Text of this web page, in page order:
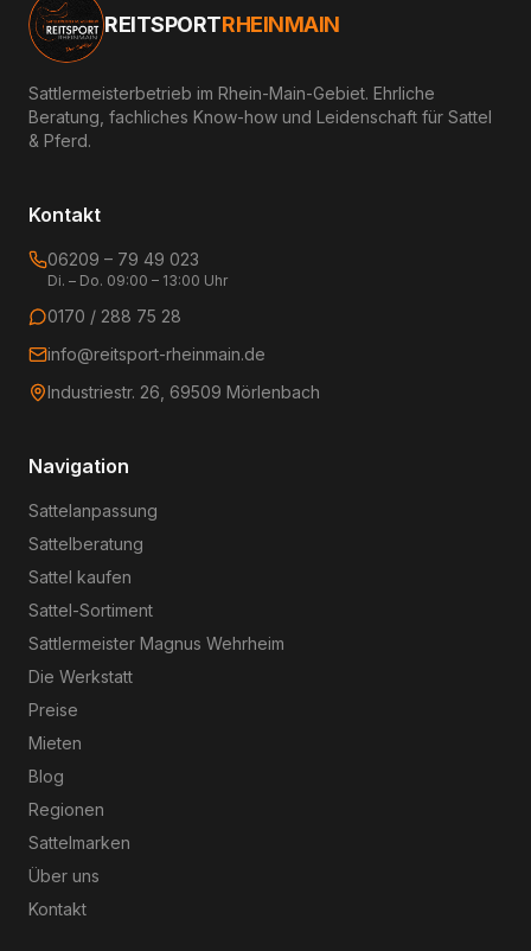
REITSPORTRHEINMAIN
Sattlermeisterbetrieb im Rhein-Main-Gebiet. Ehrliche
Beratung, fachliches Know-how und Leidenschaft für Sattel
& Pferd.
Kontakt
06209 – 79 49 023
Di. – Do. 09:00 – 13:00 Uhr
0170 / 288 75 28
info@reitsport-rheinmain.de
Industriestr. 26, 69509 Mörlenbach
Navigation
Sattelanpassung
Sattelberatung
Sattel kaufen
Sattel-Sortiment
Sattlermeister Magnus Wehrheim
Die Werkstatt
Preise
Mieten
Blog
Regionen
Sattelmarken
Über uns
Kontakt